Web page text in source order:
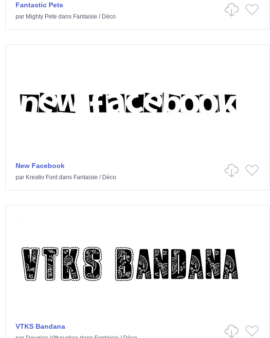
Fantastic Pete
par Mighty Pete dans Fantaisie / Déco
New Facebook
par Kreativ Fontdans Fantaisie / Déco
VTKS Bandana